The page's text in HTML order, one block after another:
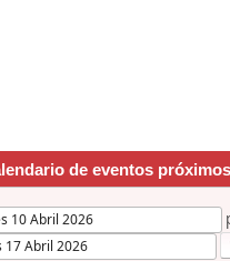
de eventos próximos